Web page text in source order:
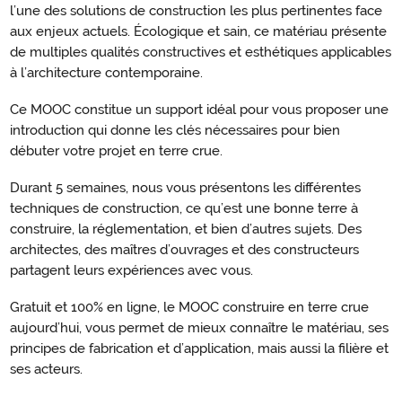
l’une des solutions de construction les plus pertinentes face
aux enjeux actuels. Écologique et sain, ce matériau présente
de multiples qualités constructives et esthétiques applicables
à l’architecture contemporaine.
Ce MOOC constitue un support idéal pour vous proposer une
introduction qui donne les clés nécessaires pour bien
débuter votre projet en terre crue.
Durant 5 semaines, nous vous présentons les différentes
techniques de construction, ce qu’est une bonne terre à
construire, la réglementation, et bien d’autres sujets. Des
architectes, des maîtres d’ouvrages et des constructeurs
partagent leurs expériences avec vous.
Gratuit et 100% en ligne, le MOOC construire en terre crue
aujourd’hui, vous permet de mieux connaître le matériau, ses
principes de fabrication et d’application, mais aussi la filière et
ses acteurs.